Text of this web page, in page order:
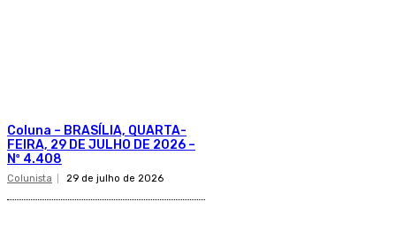
Coluna – BRASÍLIA, QUARTA-
FEIRA, 29 DE JULHO DE 2026 –
Nº 4.408
Colunista 29 de julho de 2026